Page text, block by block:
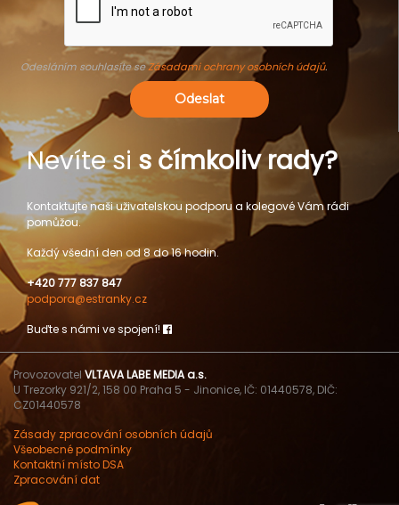
Odesláním souhlasíte seZásadami ochrany osobních údajů.
Odeslat
Nevíte si s čímkoliv rady?
Kontaktujte naši uživatelskou podporu a kolegové Vám rádi
pomůžou.
Každý všední den od 8 do 16 hodin.
+420 777 837 847
podpora@estranky.cz
Buďte s námi ve spojení!
Provozovatel VLTAVA LABE MEDIA a.s.
U Trezorky 921/2, 158 00 Praha 5 - Jinonice, IČ: 01440578, DIČ:
CZ01440578
Zásady zpracování osobních údajů
Všeobecné podmínky
Kontaktní místo DSA
Zpracování dat